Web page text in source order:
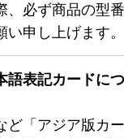
、必ず商品の型
申し上げます。
語表記カードにつ
ど「アジア版カ